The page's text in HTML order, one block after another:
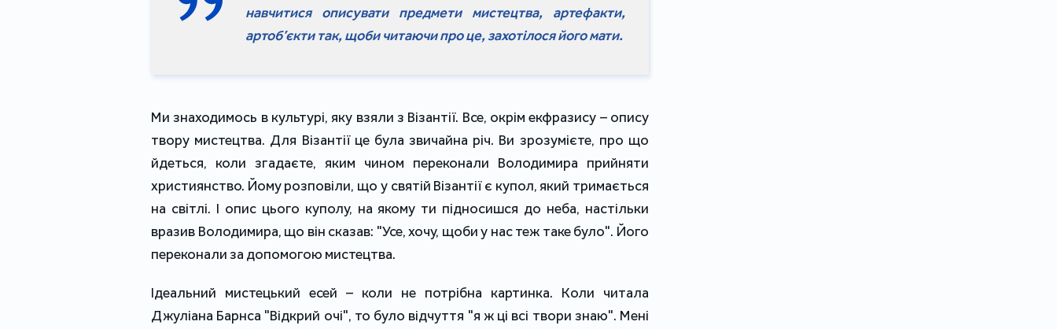
навчитися описувати предмети мистецтва, артефакти,
артоб’єкти так, щоби читаючи про це, захотілося його мати.
Ми знаходимось в культурі, яку взяли з Візантії. Все, окрім екфразису – опису
твору мистецтва. Для Візантії це була звичайна річ. Ви зрозумієте, про що
йдеться, коли згадаєте, яким чином переконали Володимира прийняти
християнство. Йому розповіли, що у святій Візантії є купол, який тримається
на світлі. І опис цього куполу, на якому ти підносишся до неба, настільки
вразив Володимира, що він сказав: "Усе, хочу, щоби у нас теж таке було". Його
переконали за допомогою мистецтва.
Ідеальний мистецький есей – коли не потрібна картинка. Коли читала
Джуліана Барнса "Відкрий очі", то було відчуття "я ж ці всі твори знаю". Мені